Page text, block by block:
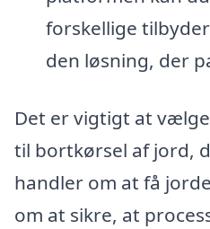
forskellige
den løsning, der
Det er vigtigt at
til bortkørsel af jord,
handler om at få
om at sikre, at